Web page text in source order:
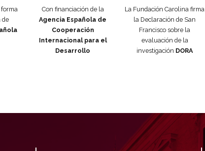
forma
de
Con financiación de la
Agencia Española de
Cooperación
Internacional para el
Desarrollo
La Fundación Carolina firma
la Declaración de San
Francisco sobre la
evaluación de la
investigación DORA